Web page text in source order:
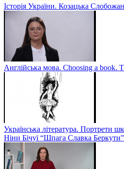
Історія України. Козацька
Англійська мова. Choosing a book.
Українська література. Портрети
Ніни Бічуї “Шпага Славка Беркути”